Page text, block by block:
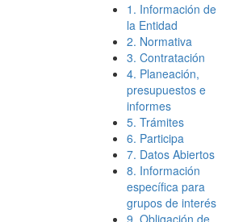
1. Información de
la Entidad
2. Normativa
3. Contratación
4. Planeación,
presupuestos e
informes
5. Trámites
6. Participa
7. Datos Abiertos
8. Información
específica para
grupos de interés
9. Obligación de